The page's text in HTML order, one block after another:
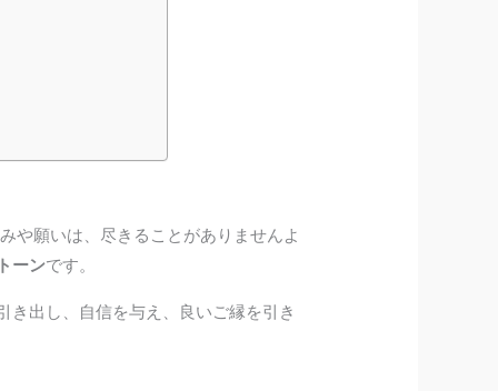
や願いは、尽きることがありませんよ
ーンです。
出し、自信を与え、良いご縁を引き